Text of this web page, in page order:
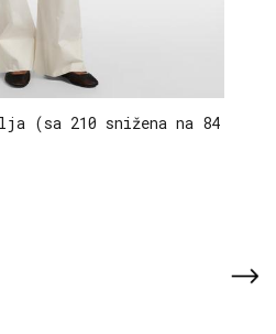
(sa 210 snižena na 84